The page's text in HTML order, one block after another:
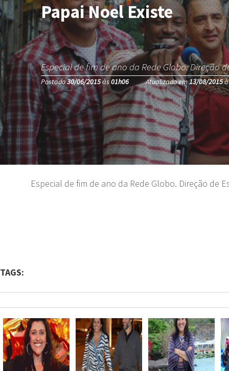
Papai Noel Existe
Especial de fim de ano da Rede Globo. Direção
Postado30/06/2015às01h06 Atualizado em13/08/2015
Especial de fim de ano da Rede Globo. Direção de
TAGS: